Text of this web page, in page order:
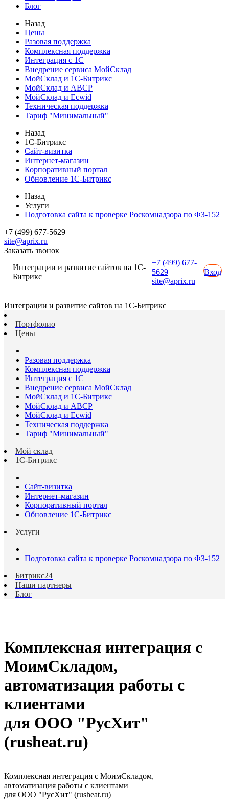
Блог
Назад
Цены
Разовая поддержка
Комплексная поддержка
Интеграция с 1С
Внедрение сервиса МойСклад
МойСклад и 1С-Битрикс
МойСклад и ABCP
МойСклад и Ecwid
Техническая поддержка
Тариф "Минимальный"
Назад
1С-Битрикс
Сайт-визитка
Интернет-магазин
Корпоративный портал
Обновление 1С-Битрикс
Назад
Услуги
Подготовка сайта к проверке Роскомнадзора по ФЗ-152
+7 (499) 677-5629
site@aprix.ru
Заказать звонок
Интеграции и развитие сайтов на 1С-
Битрикс
+7 (499) 677-
5629
site@aprix.ru
Вход
Интеграции и развитие сайтов на 1С-Битрикс
Портфолио
Цены
Разовая поддержка
Комплексная поддержка
Интеграция с 1С
Внедрение сервиса МойСклад
МойСклад и 1С-Битрикс
МойСклад и ABCP
МойСклад и Ecwid
Техническая поддержка
Тариф "Минимальный"
Мой склад
1С-Битрикс
Сайт-визитка
Интернет-магазин
Корпоративный портал
Обновление 1С-Битрикс
Услуги
Подготовка сайта к проверке Роскомнадзора по ФЗ-152
Битрикс24
Наши партнеры
Блог
Комплексная интеграция с
МоимСкладом,
автоматизация работы с
клиентами
для ООО "РусХит"
(rusheat.ru)
Комплексная интеграция с МоимСкладом,
автоматизация работы с клиентами
для ООО "РусХит" (rusheat.ru)